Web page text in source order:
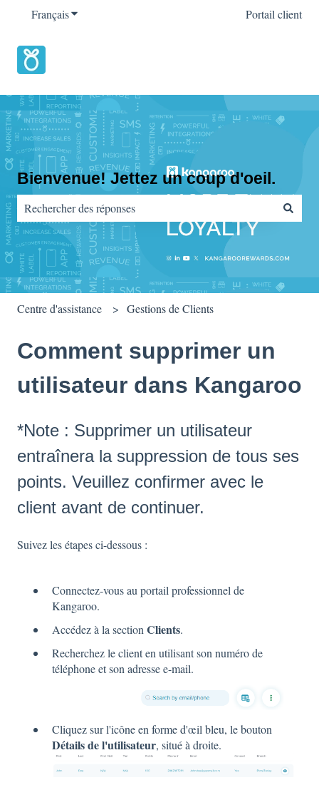
FrançaisAfficher le sous-menu pour les traductionsPortail client
Bienvenue! Jettez un coup d'oeil.
Il n'y a aucune suggestion car le champ de recherche est vide.
Centre d'assistance Gestions de Clients
Comment supprimer un
utilisateur dans Kangaroo
*Note : Supprimer un utilisateur
entraînera la suppression de tous ses
points. Veuillez confirmer avec le
client avant de continuer.
Suivez les étapes ci-dessous :
Connectez-vous au portail professionnel de
Kangaroo.
Accédez à la section Clients.
Recherchez le client en utilisant son numéro de
téléphone et son adresse e-mail.
Cliquez sur l'icône en forme d'œil bleu, le bouton
Détails de l'utilisateur, situé à droite.